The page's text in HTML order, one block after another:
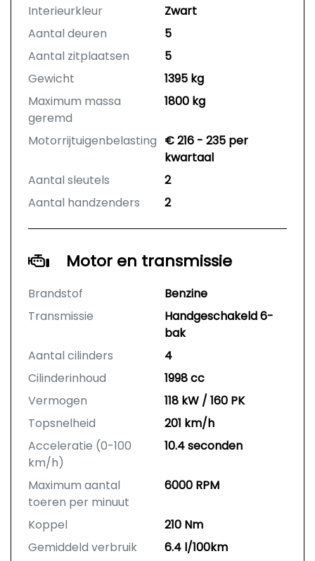
Interieurkleur
Zwart
Aantal deuren
5
Aantal zitplaatsen
5
Gewicht
1395 kg
Maximum massa
geremd
1800 kg
Motorrijtuigenbelasting € 216 - 235 per
kwartaal
Aantal sleutels
2
Aantal handzenders
2
Motor en transmissie
Brandstof
Benzine
Transmissie
Handgeschakeld 6-
bak
Aantal cilinders
4
Cilinderinhoud
1998 cc
Vermogen
118 kW / 160 PK
Topsnelheid
201 km/h
Acceleratie (0-100
km/h)
10.4 seconden
Maximum aantal
toeren per minuut
6000 RPM
Koppel
210 Nm
Gemiddeld verbruik
6.4 l/100km